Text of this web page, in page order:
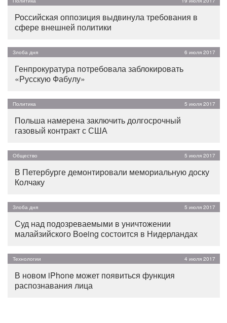
Российская оппозиция выдвинула требования в
сфере внешней политики
Злоба дня 6 июля 2017
Генпрокуратура потребовала заблокировать
«Русскую Фабулу»
Политика 5 июля 2017
Польша намерена заключить долгосрочный
газовый контракт с США
Общество 5 июля 2017
В Петербурге демонтировали мемориальную доску
Колчаку
Злоба дня 5 июля 2017
Суд над подозреваемыми в уничтожении
малайзийского Boeing состоится в Нидерландах
Технологии 4 июля 2017
В новом iPhone может появиться функция
распознавания лица